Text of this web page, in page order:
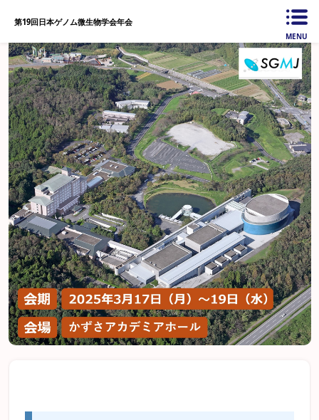
第19回日本ゲノム微生物学会年会
MENU